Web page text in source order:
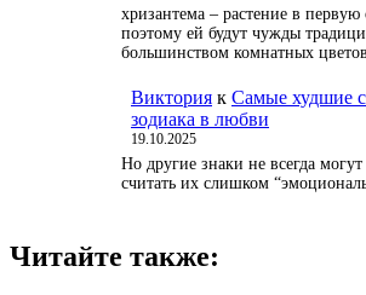
хризантема – растение в первую
поэтому ей будут чужды
большинством комнатных
Виктория к Самые худшие
зодиака в любви
19.10.2025
Но другие знаки не всегда
считать их слишком
Читайте также: